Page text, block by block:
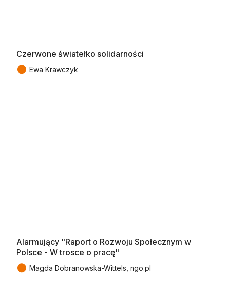
Czerwone światełko solidarności
● Ewa Krawczyk
Alarmujący "Raport o Rozwoju Społecznym w
Polsce - W trosce o pracę"
● Magda Dobranowska-Wittels, ngo.pl